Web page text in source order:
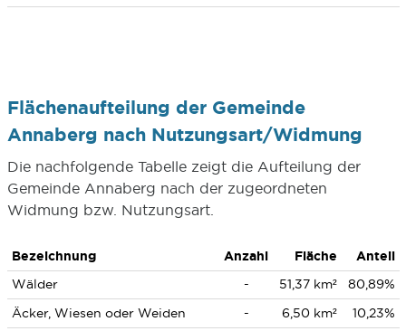
Flächenaufteilung der Gemeinde
Annaberg nach Nutzungsart/Widmung
Die nachfolgende Tabelle zeigt die Aufteilung der
Gemeinde Annaberg nach der zugeordneten
Widmung bzw. Nutzungsart.
Bezeichnung Anzahl Fläche
Anteil
Wälder
- 51,37 km²
80,89%
Äcker, Wiesen oder Weiden
- 6,50 km² 10,23%